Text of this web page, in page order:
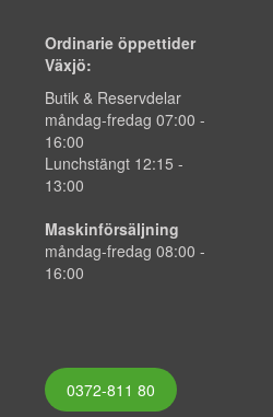
Ordinarie öppettider
Växjö:
Butik & Reservdelar
måndag-fredag 07:00 -
16:00
Lunchstängt 12:15 -
13:00
Maskinförsäljning
måndag-fredag 08:00 -
16:00
0372-811 80